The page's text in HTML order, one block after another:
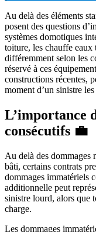
Au delà des éléments
posent des questions
systèmes domotiques
toiture, les chauffe
différemment selon les
réservé à ces
constructions récentes,
moment d’un sinistre
L’importance
consécutifs 💼
Au delà des dommages
bâti, certains contrats
dommages immatériels
additionnelle peut
sinistre lourd, alors que
charge.
Les dommages